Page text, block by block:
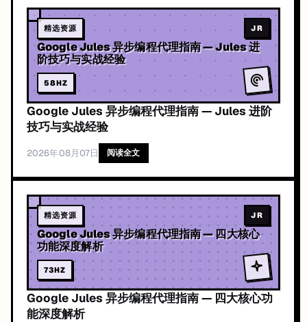
精选资源 JR
Google Jules 异步编程代理指南 — Jules 进
阶技巧与实战经验
58HZ
Google Jules 异步编程代理指南 — Jules 进阶
技巧与实战经验
2026年08月07日 阅读全文
精选资源 JR
Google Jules 异步编程代理指南 — 四大核心
功能深度解析
73HZ
Google Jules 异步编程代理指南 — 四大核心功
能深度解析